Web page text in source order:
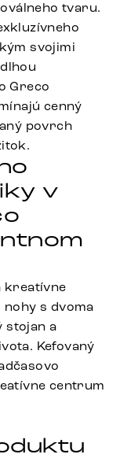
tvaru.
svojimi
Greco
cenný
povrch
v
kreatívne
s dvoma
stojan a
Kefovaný
centrum